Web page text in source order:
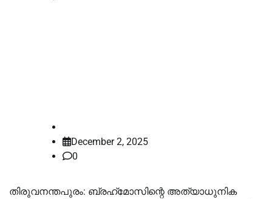
December 2, 2025
0
തിരുവനന്തപുരം: ബ്രഹ്‌മോസിന്റെ അത്യാധുനിക